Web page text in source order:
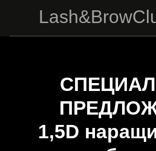
1,5D